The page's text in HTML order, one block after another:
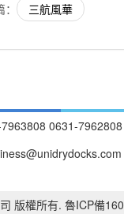
： 三航風華
0631-7962808
版權所有. 魯ICP備